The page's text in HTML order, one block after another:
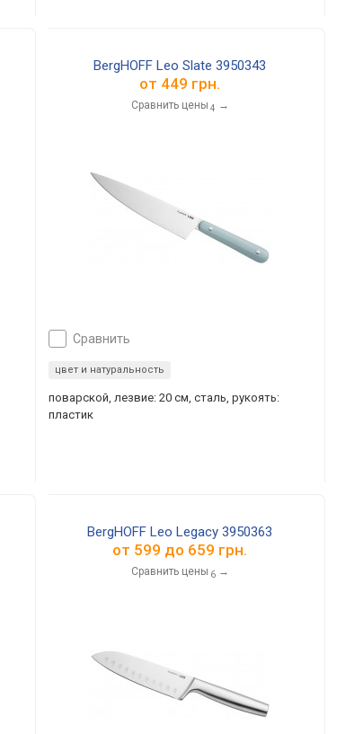
BergHOFF Leo Slate 3950343
от 449 грн.
Сравнить цены 4 →
сравнить
цвет и натуральность
поварской, лезвие: 20 см, сталь, рукоять:
пластик
BergHOFF Leo Legacy 3950363
от 599 до 659 грн.
Сравнить цены 6 →